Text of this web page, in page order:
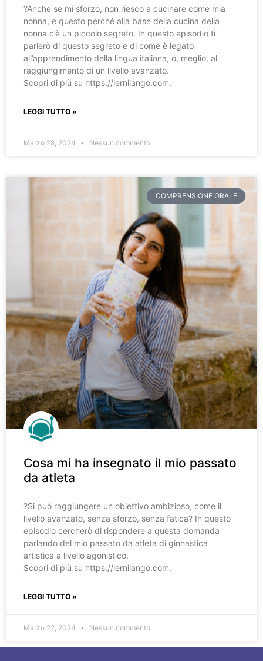
?️Anche se mi sforzo, non riesco a cucinare come mia
nonna, e questo perché alla base della cucina della
nonna c’è un piccolo segreto. In questo episodio ti
parlerò di questo segreto e di come è legato
all’apprendimento della lingua italiana, o, meglio, al
raggiungimento di un livello avanzato.
Scopri di più su https://lernilango.com.
LEGGI TUTTO »
Marzo 28, 2024 Nessun commento
COMPRENSIONE ORALE
Cosa mi ha insegnato il mio passato
da atleta
?️Si può raggiungere un obiettivo ambizioso, come il
livello avanzato, senza sforzo, senza fatica? In questo
episodio cercherò di rispondere a questa domanda
parlando del mio passato da atleta di ginnastica
artistica a livello agonistico.
Scopri di più su https://lernilango.com.
LEGGI TUTTO »
Marzo 22, 2024 Nessun commento